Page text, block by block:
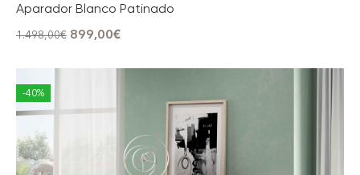
Aparador Blanco Patinado
1.498,00€ 899,00€
-40%